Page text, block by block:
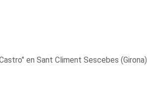
en Sant Climent Sescebes (Girona).